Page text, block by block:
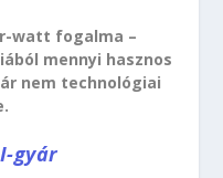
watt fogalma –
mennyi hasznos
nem technológiai
gyár